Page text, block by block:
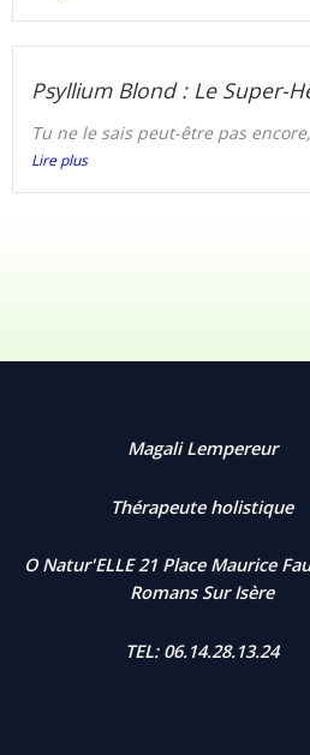
Psyllium Blond : Le Super-
Tu ne le sais peut-être pas
Lire plus
Magali Lempereur
Thérapeute holistique
O Natur'ELLE 21 Place Maurice
Romans Sur Isère
TEL: 06.14.28.13.24